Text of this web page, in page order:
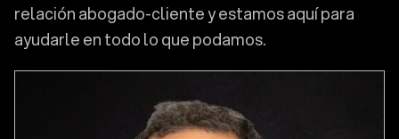
relación abogado-cliente y estamos aquí para
ayudarle en todo lo que podamos.